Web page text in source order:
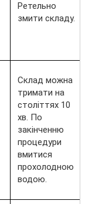
Ретельно
змити складу.
Склад можна
тримати на
століттях 10
хв. По
закінченню
процедури
вмитися
прохолодною
водою.